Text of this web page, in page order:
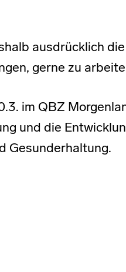
ausdrücklich
gerne zu
im QBZ
und die
Gesunderhaltung.